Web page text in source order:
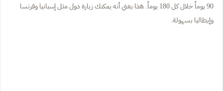
90 يوماً خلال كل 180 يوماً. هذا يعني أنه يمكنك زيارة دول مثل إسبانيا وفرنسا
وإيطاليا بسهولة.